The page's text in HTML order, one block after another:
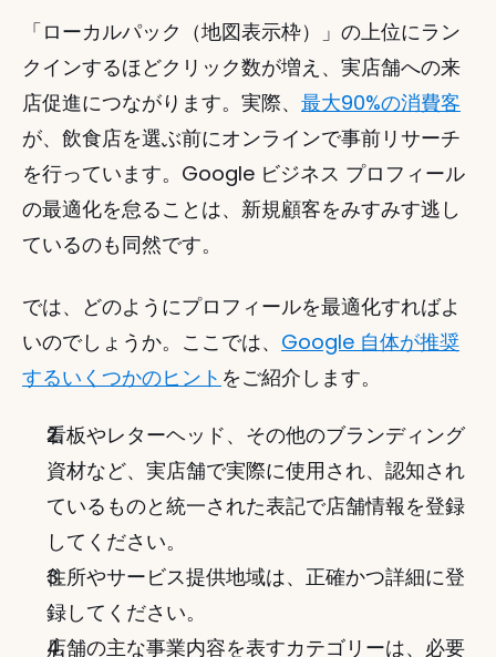
「ローカルパック（地図表示枠）」の上位にラン
クインするほどクリック数が増え、実店舗への来
店促進につながります。実際、 最大90%の消費客
が、飲食店を選ぶ前にオンラインで事前リサーチ
を行っています。Google ビジネス プロフィール
の最適化を怠ることは、新規顧客をみすみす逃し
ているのも同然です。
では、どのようにプロフィールを最適化すればよ
いのでしょうか。ここでは、 Google 自体が推奨
するいくつかのヒント をご紹介します。
看板やレターヘッド、その他のブランディング
資材など、実店舗で実際に使用され、認知され
ているものと統一された表記で店舗情報を登録
してください。
住所やサービス提供地域は、正確かつ詳細に登
録してください。
店舗の主な事業内容を表すカテゴリーは、必要